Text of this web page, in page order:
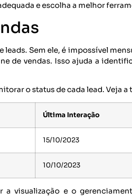
e escolha a melhor
Sem ele, é impossível
de vendas. Isso ajuda a
o status de cada lead. Veja a
Última Interação
15/10/2023
10/10/2023
visualização e o